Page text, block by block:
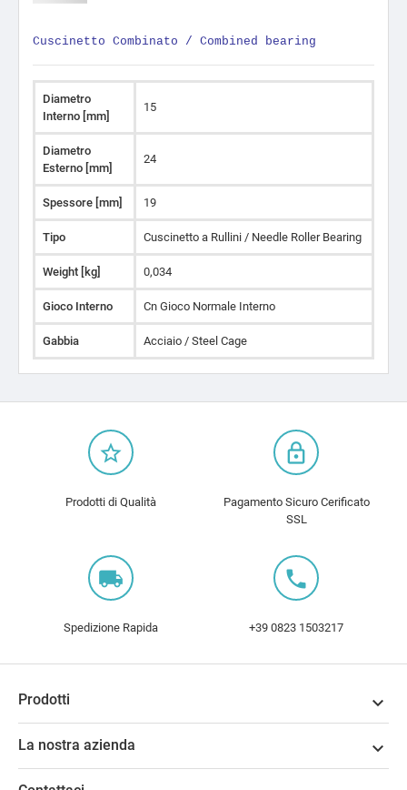
Cuscinetto Combinato / Combined bearing
Diametro
Interno [mm]
15
Diametro
Esterno [mm]
24
Spessore [mm] 19
Tipo Cuscinetto a Rullini / Needle Roller Bearing
Weight [kg] 0,034
Gioco Interno Cn Gioco Normale Interno
Gabbia Acciaio / Steel Cage
star_border
Prodotti di Qualità
lock_outline
Pagamento Sicuro Cerificato
SSL
local_shipping
Spedizione Rapida
local_phone
+39 0823 1503217
Prodotti 
La nostra azienda 